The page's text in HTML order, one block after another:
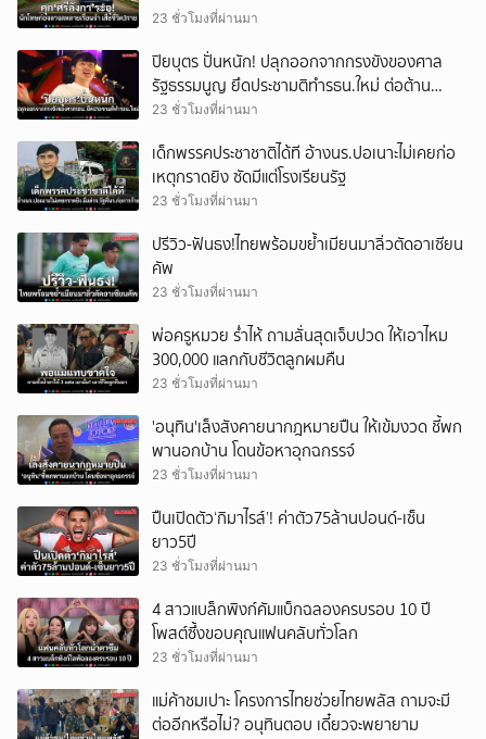
23 ชั่วโมงที่ผ่านมา
ปิยบุตร ปั่นหนัก! ปลุกออกจากกรงขังของศาล
รัฐธรรมนูญ ยึดประชามติทำรธน.ใหม่ ต่อต้าน
ระบอบปรสิต
23 ชั่วโมงที่ผ่านมา
เด็กพรรคประชาชาติได้ที อ้างนร.ปอเนาะไม่เคยก่อ
เหตุกราดยิง ซัดมีแต่โรงเรียนรัฐ
23 ชั่วโมงที่ผ่านมา
ปรีวิว-ฟันธง!ไทยพร้อมขย้ำเมียนมาลิ่วตัดอาเซียน
คัพ
23 ชั่วโมงที่ผ่านมา
พ่อครูหมวย ร่ำไห้ ถามลั่นสุดเจ็บปวด ให้เอาไหม
300,000 แลกกับชีวิตลูกผมคืน
23 ชั่วโมงที่ผ่านมา
'อนุทิน'เล็งสังคายนากฎหมายปืน ให้เข้มงวด ชี้พก
พานอกบ้าน โดนข้อหาอุกฉกรรจ์
23 ชั่วโมงที่ผ่านมา
ปืนเปิดตัว‘กิมาไรส์’! ค่าตัว75ล้านปอนด์-เซ็น
ยาว5ปี
23 ชั่วโมงที่ผ่านมา
4 สาวแบล็กพิงก์คัมแบ็กฉลองครบรอบ 10 ปี
โพสต์ซึ้งขอบคุณแฟนคลับทั่วโลก
23 ชั่วโมงที่ผ่านมา
แม่ค้าชมเปาะ โครงการไทยช่วยไทยพลัส ถามจะมี
ต่ออีกหรือไม่? อนุทินตอบ เดี๋ยวจะพยายาม